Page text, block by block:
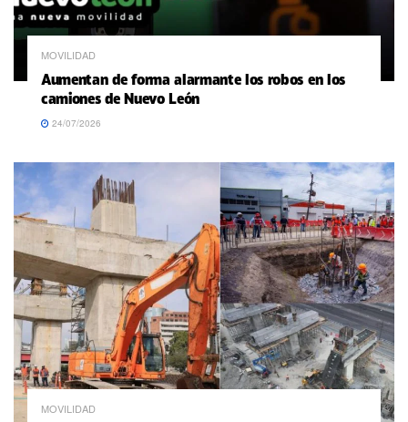
MOVILIDAD
Aumentan de forma alarmante los robos en los
camiones de Nuevo León
24/07/2026
MOVILIDAD